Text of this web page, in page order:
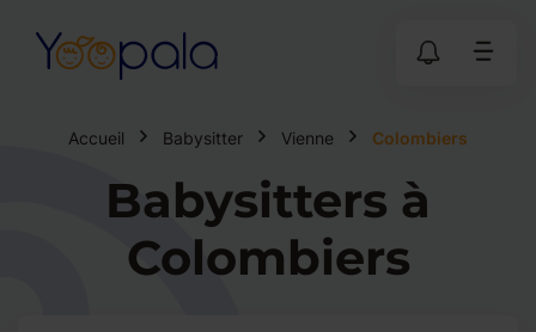
Accueil Babysitter Vienne Colombiers
Babysitters à
Colombiers